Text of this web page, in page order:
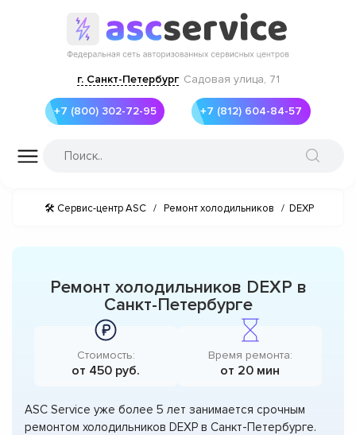
г. Санкт-Петербург Садовая улица, 71
+7 (800) 302-72-95 +7 (812) 604-84-57
🛠 Сервис-центр ASC / Ремонт холодильников / DEXP
Ремонт холодильников DEXP в
Санкт-Петербурге
Стоимость:
от 450 руб.
Время ремонта:
от 20 мин
ASC Service уже более 5 лет занимается срочным
ремонтом холодильников DEXP в Санкт-Петербурге.